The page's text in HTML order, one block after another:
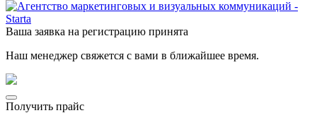
Ваша заявка на регистрацию принята
Наш менеджер свяжется с вами в ближайшее время.
Получить прайс